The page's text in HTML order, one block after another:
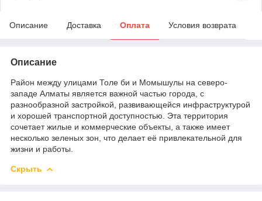
Описание Доставка Оплата Условия возврата
Описание
Район между улицами Толе би и Момышулы на северо-
западе Алматы является важной частью города, с
разнообразной застройкой, развивающейся инфраструктурой
и хорошей транспортной доступностью. Эта территория
сочетает жилые и коммерческие объекты, а также имеет
несколько зеленых зон, что делает её привлекательной для
жизни и работы.
Скрыть